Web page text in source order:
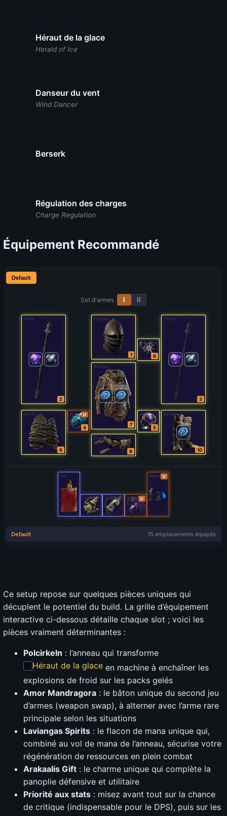
Héraut de la glace
Herald of Ice
Danseur du vent
Wind Dancer
Berserk
Régulation des charges
Charge Regulation
Équipement Recommandé
Ce setup repose sur quelques pièces uniques qui
décuplent le potentiel du build. La grille d’équipement
interactive ci-dessous détaille chaque slot ; voici les
pièces vraiment déterminantes :
Polcirkeln : l’anneau qui transforme
Héraut de la glace en machine à enchaîner les
explosions de froid sur les packs gelés
Amor Mandragora : le bâton unique du second jeu
d’armes (weapon swap), à alterner avec l’arme rare
principale selon les situations
Laviangas Spirits : le flacon de mana unique qui,
combiné au vol de mana de l’anneau, sécurise votre
régénération de ressources en plein combat
Arakaalis Gift : le charme unique qui complète la
panoplie défensive et utilitaire
Priorité aux stats : misez avant tout sur la chance
de critique (indispensable pour le DPS), puis sur les